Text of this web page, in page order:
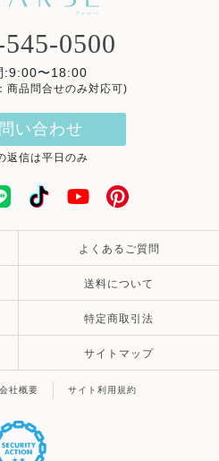
0500
:9:00〜18:00
商品問合せのみ対応可)
い合わせ
返信は平日のみ
よくあるご質問
送料について
特定商取引法
サイトマップ
会社概要 サイト利用規約